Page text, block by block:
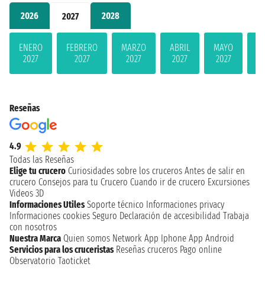
2026 2027 2028
ENERO
2027
FEBRERO
2027
MARZO
2027
ABRIL
2027
MAYO
2027
Reseñas
4.9
Todas las Reseñas
Elige tu crucero Curiosidades sobre los cruceros Antes de salir en
crucero Consejos para tu Crucero Cuando ir de crucero Excursiones
Videos 3D
Informaciones Utiles Soporte técnico Informaciones privacy
Informaciones cookies Seguro Declaración de accesibilidad Trabaja
con nosotros
Nuestra Marca Quien somos Network App Iphone App Android
Servicios para los cruceristas Reseñas cruceros Pago online
Observatorio Taoticket